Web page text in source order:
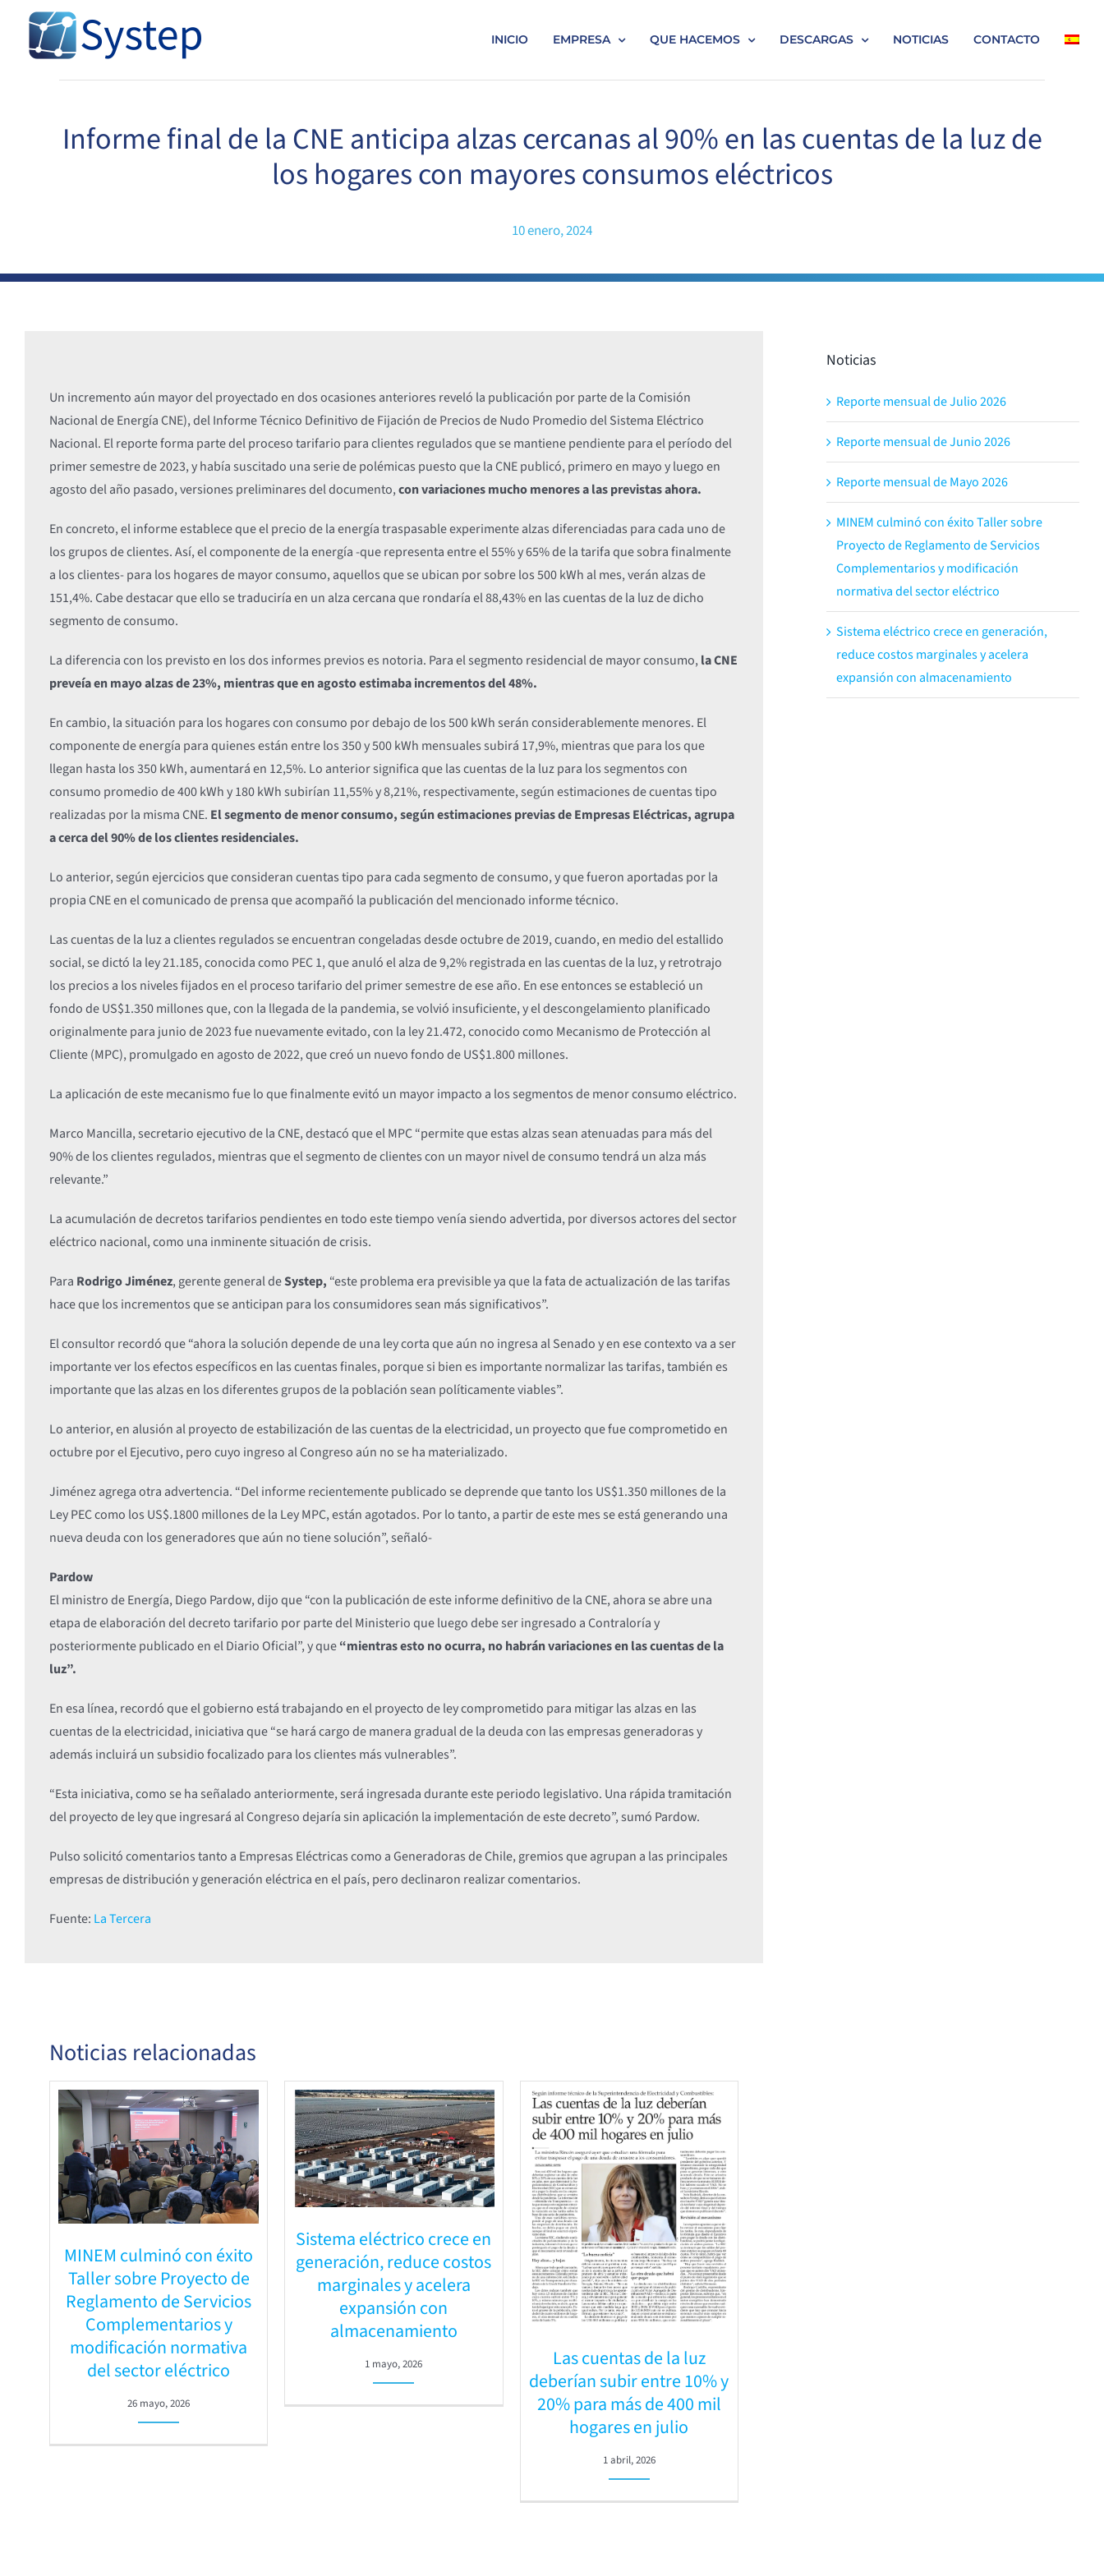
content
INICIO EMPRESA QUE HACEMOS DESCARGAS NOTICIAS CONTACTO
Informe final de la CNE anticipa alzas cercanas al 90% en las cuentas de la luz de
los hogares con mayores consumos eléctricos
10 enero, 2024
Un incremento aún mayor del proyectado en dos ocasiones anteriores reveló la publicación por parte de la Comisión
Nacional de Energía CNE), del Informe Técnico Definitivo de Fijación de Precios de Nudo Promedio del Sistema Eléctrico
Nacional. El reporte forma parte del proceso tarifario para clientes regulados que se mantiene pendiente para el período del
primer semestre de 2023, y había suscitado una serie de polémicas puesto que la CNE publicó, primero en mayo y luego en
agosto del año pasado, versiones preliminares del documento,con variaciones mucho menores a las previstas ahora.
En concreto, el informe establece que el precio de la energía traspasable experimente alzas diferenciadas para cada uno de
los grupos de clientes. Así, el componente de la energía -que representa entre el 55% y 65% de la tarifa que sobra finalmente
a los clientes- para los hogares de mayor consumo, aquellos que se ubican por sobre los 500 kWh al mes, verán alzas de
151,4%. Cabe destacar que ello se traduciría en un alza cercana que rondaría el 88,43% en las cuentas de la luz de dicho
segmento de consumo.
La diferencia con los previsto en los dos informes previos es notoria. Para el segmento residencial de mayor consumo, la CNE
preveía en mayo alzas de 23%, mientras que en agosto estimaba incrementos del 48%.
En cambio, la situación para los hogares con consumo por debajo de los 500 kWh serán considerablemente menores. El
componente de energía para quienes están entre los 350 y 500 kWh mensuales subirá 17,9%, mientras que para los que
llegan hasta los 350 kWh, aumentará en 12,5%. Lo anterior significa que las cuentas de la luz para los segmentos con
consumo promedio de 400 kWh y 180 kWh subirían 11,55% y 8,21%, respectivamente, según estimaciones de cuentas tipo
realizadas por la misma CNE. El segmento de menor consumo, según estimaciones previas de Empresas Eléctricas, agrupa
a cerca del 90% de los clientes residenciales.
Lo anterior, según ejercicios que consideran cuentas tipo para cada segmento de consumo, y que fueron aportadas por la
propia CNE en el comunicado de prensa que acompañó la publicación del mencionado informe técnico.
Las cuentas de la luz a clientes regulados se encuentran congeladas desde octubre de 2019, cuando, en medio del estallido
social, se dictó la ley 21.185, conocida como PEC 1, que anuló el alza de 9,2% registrada en las cuentas de la luz, y retrotrajo
los precios a los niveles fijados en el proceso tarifario del primer semestre de ese año. En ese entonces se estableció un
fondo de US$1.350 millones que, con la llegada de la pandemia, se volvió insuficiente, y el descongelamiento planificado
originalmente para junio de 2023 fue nuevamente evitado, con la ley 21.472, conocido como Mecanismo de Protección al
Cliente (MPC), promulgado en agosto de 2022, que creó un nuevo fondo de US$1.800 millones.
La aplicación de este mecanismo fue lo que finalmente evitó un mayor impacto a los segmentos de menor consumo eléctrico.
Marco Mancilla, secretario ejecutivo de la CNE, destacó que el MPC “permite que estas alzas sean atenuadas para más del
90% de los clientes regulados, mientras que el segmento de clientes con un mayor nivel de consumo tendrá un alza más
relevante.”
La acumulación de decretos tarifarios pendientes en todo este tiempo venía siendo advertida, por diversos actores del sector
eléctrico nacional, como una inminente situación de crisis.
Para Rodrigo Jiménez, gerente general deSystep, “este problema era previsible ya que la fata de actualización de las tarifas
hace que los incrementos que se anticipan para los consumidores sean más significativos”.
El consultor recordó que “ahora la solución depende de una ley corta que aún no ingresa al Senado y en ese contexto va a ser
importante ver los efectos específicos en las cuentas finales, porque si bien es importante normalizar las tarifas, también es
importante que las alzas en los diferentes grupos de la población sean políticamente viables”.
Lo anterior, en alusión al proyecto de estabilización de las cuentas de la electricidad, un proyecto que fue comprometido en
octubre por el Ejecutivo, pero cuyo ingreso al Congreso aún no se ha materializado.
Jiménez agrega otra advertencia. “Del informe recientemente publicado se deprende que tanto los US$1.350 millones de la
Ley PEC como los US$.1800 millones de la Ley MPC, están agotados. Por lo tanto, a partir de este mes se está generando una
nueva deuda con los generadores que aún no tiene solución”, señaló-
Pardow
El ministro de Energía, Diego Pardow, dijo que “con la publicación de este informe definitivo de la CNE, ahora se abre una
etapa de elaboración del decreto tarifario por parte del Ministerio que luego debe ser ingresado a Contraloría y
posteriormente publicado en el Diario Oficial”, y que“mientras esto no ocurra, no habrán variaciones en las cuentas de la
luz”.
En esa línea, recordó que el gobierno está trabajando en el proyecto de ley comprometido para mitigar las alzas en las
cuentas de la electricidad, iniciativa que “se hará cargo de manera gradual de la deuda con las empresas generadoras y
además incluirá un subsidio focalizado para los clientes más vulnerables”.
“Esta iniciativa, como se ha señalado anteriormente, será ingresada durante este periodo legislativo. Una rápida tramitación
del proyecto de ley que ingresará al Congreso dejaría sin aplicación la implementación de este decreto”, sumó Pardow.
Pulso solicitó comentarios tanto a Empresas Eléctricas como a Generadoras de Chile, gremios que agrupan a las principales
empresas de distribución y generación eléctrica en el país, pero declinaron realizar comentarios.
Fuente: La Tercera
Noticias relacionadas
MINEM culminó con éxito
Taller sobre Proyecto de
Reglamento de Servicios
Complementarios y
modificación normativa
del sector eléctrico
26 mayo, 2026
Sistema eléctrico crece en
generación, reduce costos
marginales y acelera
expansión con
almacenamiento
1 mayo, 2026
Las cuentas de la luz
deberían subir entre 10% y
20% para más de 400 mil
hogares en julio
1 abril, 2026
Noticias
Reporte mensual de Julio 2026
Reporte mensual de Junio 2026
Reporte mensual de Mayo 2026
MINEM culminó con éxito Taller sobre
Proyecto de Reglamento de Servicios
Complementarios y modificación
normativa del sector eléctrico
Sistema eléctrico crece en generación,
reduce costos marginales y acelera
expansión con almacenamiento